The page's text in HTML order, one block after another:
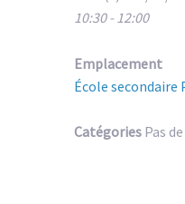
10:30 - 12:00
Emplacement
École secondaire
Catégories Pas